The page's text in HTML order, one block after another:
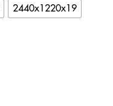
2440x1220x19